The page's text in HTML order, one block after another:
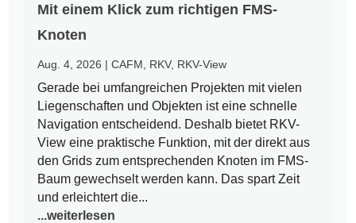
Mit einem Klick zum richtigen FMS-
Knoten
Aug. 4, 2026 |CAFM RKV, RKV-View
Gerade bei umfangreichen Projekten mit vielen
Liegenschaften und Objekten ist eine schnelle
Navigation entscheidend. Deshalb bietet RKV-
View eine praktische Funktion, mit der direkt aus
den Grids zum entsprechenden Knoten im FMS-
Baum gewechselt werden kann. Das spart Zeit
und erleichtert die...
...weiterlesen